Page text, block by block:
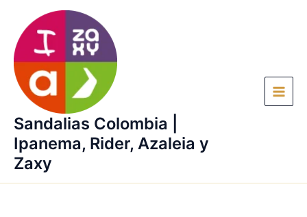
contenido
Sandalias Colombia |
Ipanema, Rider, Azaleia y
Zaxy